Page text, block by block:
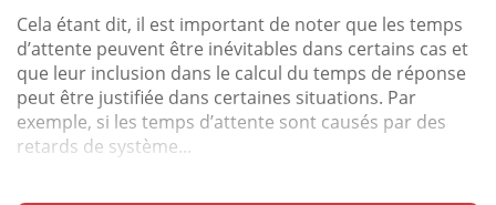
Cela étant dit, il est important de noter que les temps
d’attente peuvent être inévitables dans certains cas et
que leur inclusion dans le calcul du temps de réponse
peut être justifiée dans certaines situations. Par
exemple, si les temps d’attente sont causés par des
retards de système...